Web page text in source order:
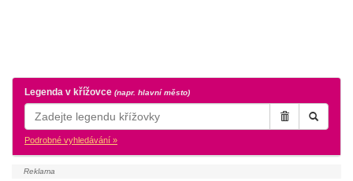
Legenda v křížovce (napr. hlavní město)
Podrobné vyhledávání »